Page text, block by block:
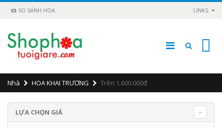
SO SÁNH HOA LINKS
Nhà HOA KHAI TRƯƠNG Trên 1.600.000đ
LỰA CHỌN GIÁ